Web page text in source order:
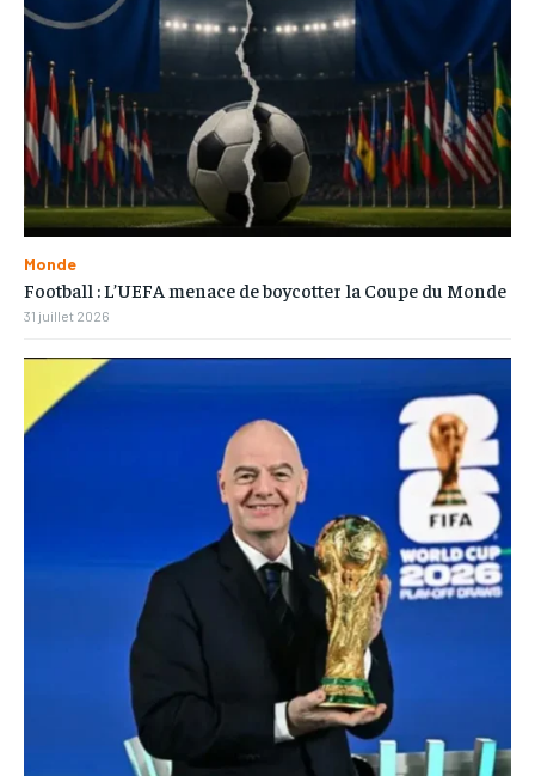
Monde
Football : L’UEFA menace de boycotter la Coupe du Monde
31 juillet 2026